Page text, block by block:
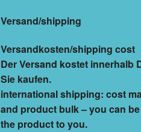
Versand/shipping
Versandkosten/shipping cost
Der Versand kostet innerhalb
Sie kaufen.
international shipping: cost
and product bulk – you can
the product to you.